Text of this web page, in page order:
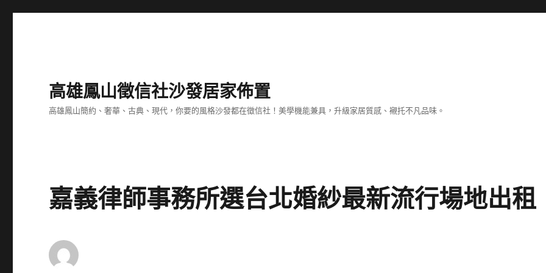
高雄鳳山徵信社沙發居家佈置
高雄鳳山簡約、奢華、古典、現代，你要的風格沙發都在徵信社！美學機能兼具，升級家居質感、襯托不凡品味。
嘉義律師事務所選台北婚紗最新流行場地出租